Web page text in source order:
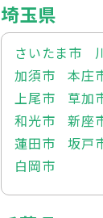
埼玉県
さいたま市
加須市
本庄
上尾市
草加
和光市
新座
蓮田市
坂戸
白岡市